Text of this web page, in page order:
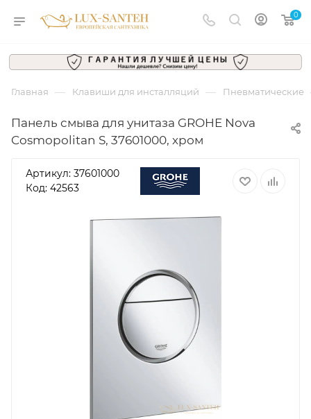
0
Главная — Клавиши для инсталляций — Пневматические
Панель смыва для унитаза GROHE Nova
Cosmopolitan S, 37601000, хром
Артикул: 37601000
Код: 42563